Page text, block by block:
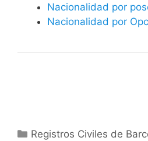
Nacionalidad por
Nacionalidad por
Categorías
Registros Civiles de